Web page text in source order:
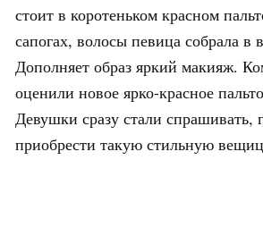
стоит в коротеньком красном
сапогах, волосы певица собрала в
Дополняет образ яркий макияж.
оценили новое ярко-красное
Девушки сразу стали спрашивать,
приобрести такую стильную